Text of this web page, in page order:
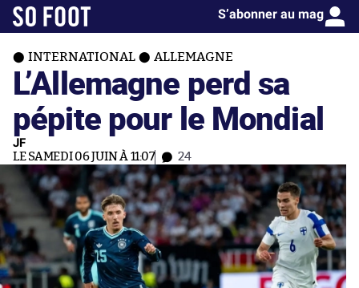
S’abonner au mag
INTERNATIONAL ALLEMAGNE
L’Allemagne perd sa
pépite pour le Mondial
JF
LE SAMEDI 06 JUIN À 11:07 24